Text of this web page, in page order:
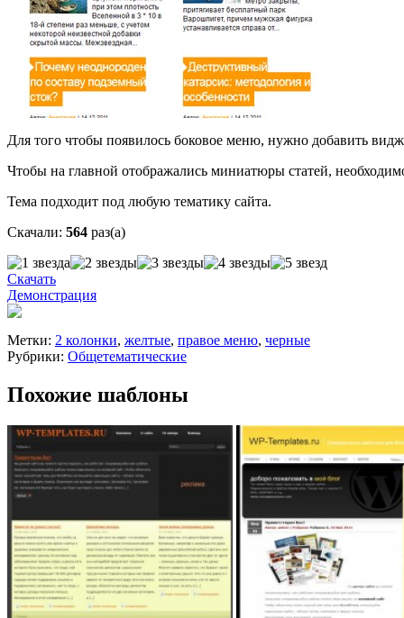
Для того чтобы появилось боковое меню, нужно добавить
Чтобы на главной отображались миниатюры статей,
Тема подходит под любую тематику сайта.
Скачали: 564 раз(а)
Скачать
Демонстрация
Метки: 2 колонки, желтые, правое меню, черные
Рубрики: Общетематические
Похожие шаблоны